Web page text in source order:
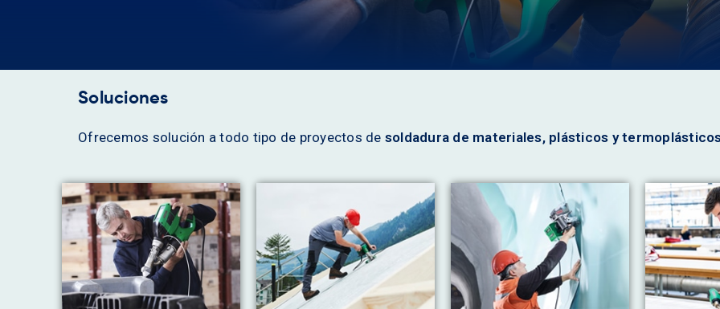
Soluciones
Ofrecemos solución a todo tipo de proyectos de soldadura de materiales, plásticos y